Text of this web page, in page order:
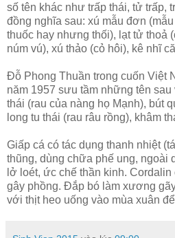
số tên khác như trấp thái, tử trấp,
đồng nghĩa sau: xú mẫu đơn
thuốc hay nhưng thối), lạt tử thoả
núm vú), xú thảo (cỏ hôi), kê nhĩ
Đỗ Phong Thuần trong cuốn Việt
năm 1957 sưu tầm những tên
thái (rau của nàng họ Mạnh), bút
long tu thái (rau râu rồng), khâm
Giấp cá có tác dụng thanh nhiệt
thũng, dùng chữa phế ung, ngoài
lở loét, ức chế thần kinh.
gây phồng. Đắp bó làm xương
với thịt heo uống vào mùa xuân